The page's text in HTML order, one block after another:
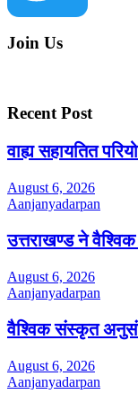
Join Us
Recent Post
वाह्य सहायतित
August 6, 2026
Aanjanyadarpan
उत्तराखण्ड ने
August 6, 2026
Aanjanyadarpan
वैश्विक संस्कृत
August 6, 2026
Aanjanyadarpan